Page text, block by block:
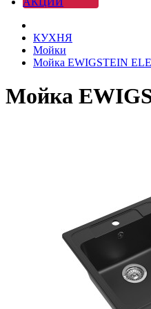
КУХНЯ
Мойки
Мойка EWIGSTEIN
Мойка